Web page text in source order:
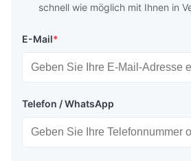
schnell wie möglich mit Ihnen in
E-Mail*
Telefon / WhatsApp